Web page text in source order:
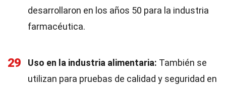
desarrollaron en los años 50 para la industria
farmacéutica.
29 Uso en la industria alimentaria: También se
utilizan para pruebas de calidad y seguridad en